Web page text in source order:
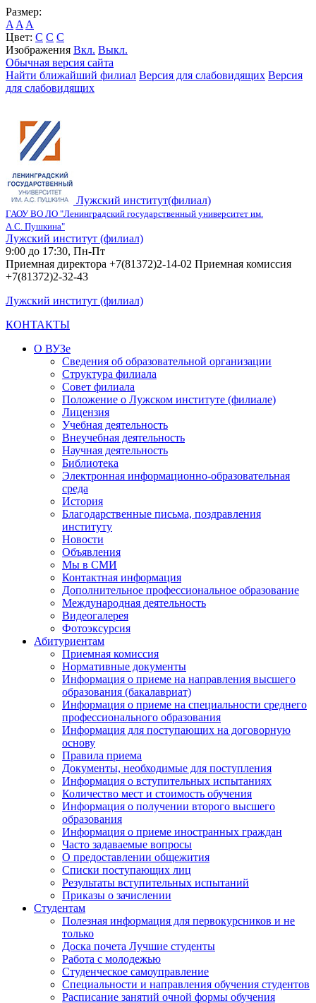
Размер:
A A A
Цвет: C C C
Изображения Вкл. Выкл.
Обычная версия сайта
Найти ближайший филиал Версия для слабовидящих Версия
для слабовидящих
Лужский институт(филиал)
ГАОУ ВО ЛО "Ленинградский государственный университет им.
А.С. Пушкина"
Лужский институт (филиал)
9:00 до 17:30, Пн-Пт
Приемная директора +7(81372)2-14-02 Приемная комиссия
+7(81372)2-32-43
Лужский институт (филиал)
КОНТАКТЫ
О ВУЗе
Сведения об образовательной организации
Структура филиала
Совет филиала
Положение о Лужском институте (филиале)
Лицензия
Учебная деятельность
Внеучебная деятельность
Научная деятельность
Библиотека
Электронная информационно-образовательная
среда
История
Благодарственные письма, поздравления
институту
Новости
Объявления
Мы в СМИ
Контактная информация
Дополнительное профессиональное образование
Международная деятельность
Видеогалерея
Фотоэксурсия
Абитуриентам
Приемная комиссия
Нормативные документы
Информация о приеме на направления высшего
образования (бакалавриат)
Информация о приеме на специальности среднего
профессионального образования
Информация для поступающих на договорную
основу
Правила приема
Документы, необходимые для поступления
Информация о вступительных испытаниях
Количество мест и стоимость обучения
Информация о получении второго высшего
образования
Информация о приеме иностранных граждан
Часто задаваемые вопросы
О предоставлении общежития
Списки поступающих лиц
Результаты вступительных испытаний
Приказы о зачислении
Студентам
Полезная информация для первокурсников и не
только
Доска почета Лучшие студенты
Работа с молодежью
Студенческое самоуправление
Специальности и направления обучения студентов
Расписание занятий очной формы обучения